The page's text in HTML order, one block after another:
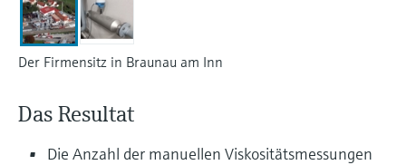
Device Viewer
Produktspezifische Informationen und
Dokumente finden
Ersatzteilsuche
Bestellcode oder Seriennummer finden
Füllstandsmessung
Füllstandsmessung Druck
Alle ansehen
Analysatoren für Härte, Eisen,
Aluminium & Chromat
Der Firmensitz in Braunau am Inn
Das Resultat
Die Anzahl der manuellen Viskositätsmessungen